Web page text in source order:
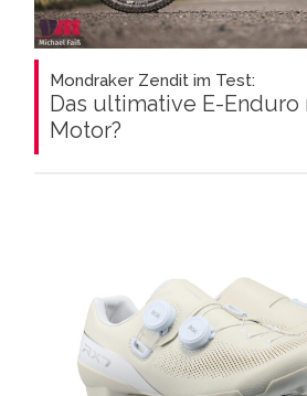
Mondraker Zendit im Test:
Das ultimative E-Enduro
Motor?